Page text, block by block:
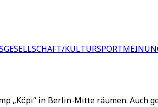
GESELLSCHAFT/KULTURSPORT
„Köpi“ in Berlin-Mitte räumen. Auch